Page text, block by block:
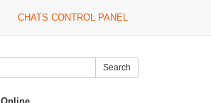
CHATS CONTROL PANEL
Search